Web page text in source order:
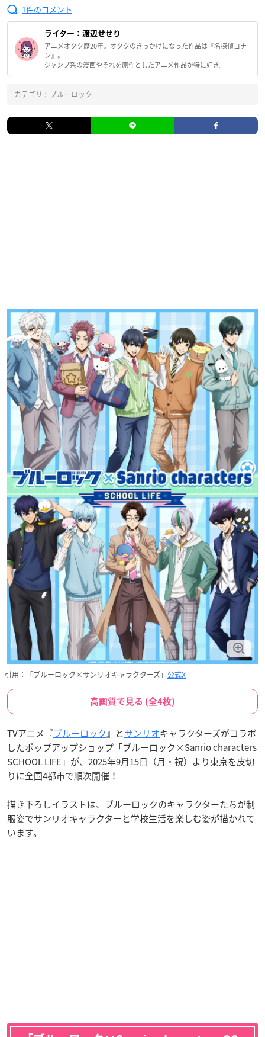
1
ライター： 渡辺せせり
アニメオタク歴20年。オタクのきっかけになった作品は『名探偵コナ
ン』。
ジャンプ系の漫画やそれを原作としたアニメ作品が特に好き。
カテゴリ : ブルーロック
引用：「ブルーロック×サンリオキャラクターズ」 公式X
高画質で見る (全4枚)
TVアニメ『ブルーロック』とサンリオキャラクターズがコラボ
したポップアップショップ「ブルーロック×Sanrio characters
SCHOOL LIFE」が、2025年9月15日（月・祝）より東京を皮切
りに全国4都市で順次開催！
描き下ろしイラストは、ブルーロックのキャラクターたちが制
服姿でサンリオキャラクターと学校生活を楽しむ姿が描かれて
います。